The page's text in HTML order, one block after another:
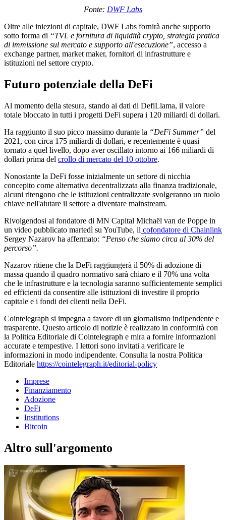
Fonte: DWF Labs
Oltre alle iniezioni di capitale, DWF Labs fornirà anche supporto
sotto forma di “TVL e fornitura di liquidità crypto, strategia pratica
di immissione sul mercato e supporto all'esecuzione”, accesso a
exchange partner, market maker, fornitori di infrastrutture e
istituzioni nel settore crypto.
Futuro potenziale della DeFi
Al momento della stesura, stando ai dati di DefiLlama, il valore
totale bloccato in tutti i progetti DeFi supera i 120 miliardi di dollari.
Ha raggiunto il suo picco massimo durante la “DeFi Summer” del
2021, con circa 175 miliardi di dollari, e recentemente è quasi
tornato a quel livello, dopo aver oscillato intorno ai 166 miliardi di
dollari prima del crollo di mercato del 10 ottobre.
Nonostante la DeFi fosse inizialmente un settore di nicchia
concepito come alternativa decentralizzata alla finanza tradizionale,
alcuni ritengono che le istituzioni centralizzate svolgeranno un ruolo
chiave nell'aiutare il settore a diventare mainstream.
Rivolgendosi al fondatore di MN Capital Michaël van de Poppe in
un video pubblicato martedì su YouTube, il cofondatore di Chainlink
Sergey Nazarov ha affermato: “Penso che siamo circa al 30% del
percorso”.
Nazarov ritiene che la DeFi raggiungerà il 50% di adozione di
massa quando il quadro normativo sarà chiaro e il 70% una volta
che le infrastrutture e la tecnologia saranno sufficientemente semplici
ed efficienti da consentire alle istituzioni di investire il proprio
capitale e i fondi dei clienti nella DeFi.
Cointelegraph si impegna a favore di un giornalismo indipendente e
trasparente. Questo articolo di notizie è realizzato in conformità con
la Politica Editoriale di Cointelegraph e mira a fornire informazioni
accurate e tempestive. I lettori sono invitati a verificare le
informazioni in modo indipendente. Consulta la nostra Politica
Editoriale https://cointelegraph.it/editorial-policy
Imprese
Finanziamento
Adozione
DeFi
Institutions
Bitcoin
Altro sull'argomento